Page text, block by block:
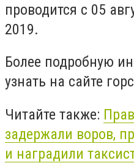
проводится с 05
2019.
Более подробную
узнать на сайте
Читайте также:
задержали воров,
и наградили